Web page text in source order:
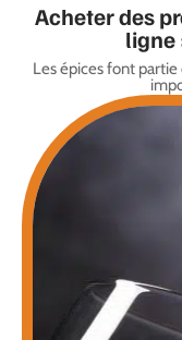
Acheter des
ligne
Les épices font partie